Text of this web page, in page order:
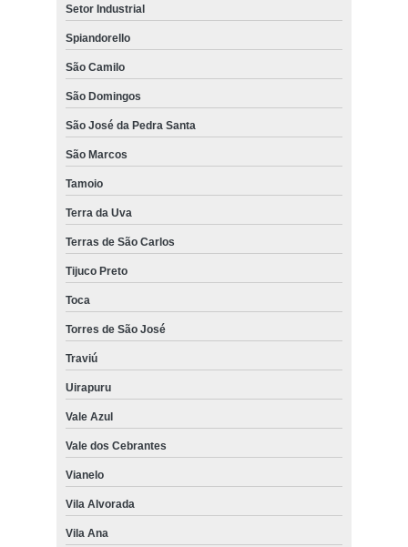
Setor Industrial
Spiandorello
São Camilo
São Domingos
São José da Pedra Santa
São Marcos
Tamoio
Terra da Uva
Terras de São Carlos
Tijuco Preto
Toca
Torres de São José
Traviú
Uirapuru
Vale Azul
Vale dos Cebrantes
Vianelo
Vila Alvorada
Vila Ana